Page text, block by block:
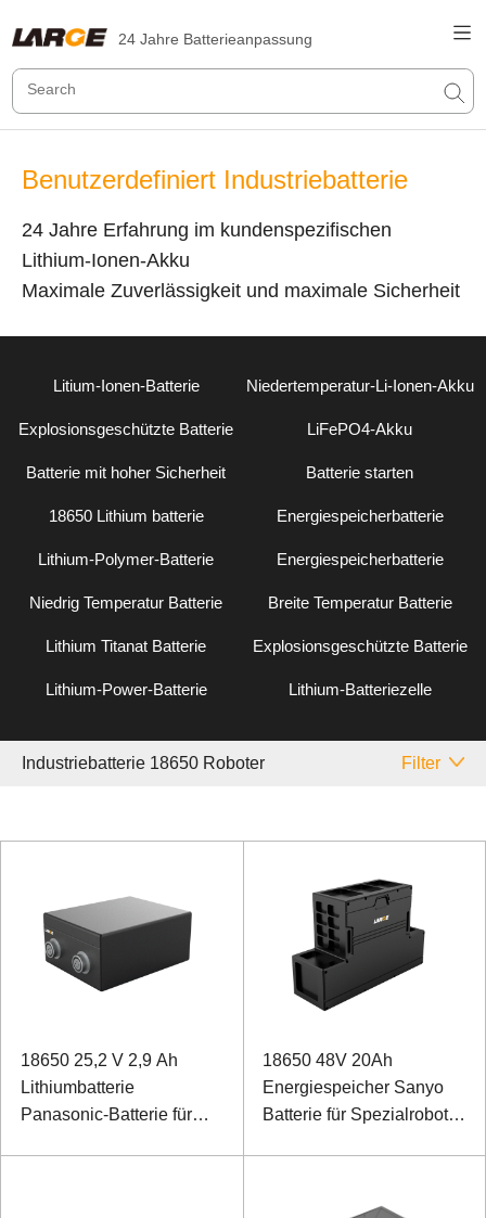
24 Jahre Batterieanpassung
Benutzerdefiniert Industriebatterie
24 Jahre Erfahrung im kundenspezifischen
Lithium-Ionen-Akku
Maximale Zuverlässigkeit und maximale Sicherheit
Litium-Ionen-Batterie Niedertemperatur-Li-Ionen-Akku
Explosionsgeschützte Batterie LiFePO4-Akku
Batterie mit hoher Sicherheit Batterie starten
18650 Lithium batterie Energiespeicherbatterie
Lithium-Polymer-Batterie Energiespeicherbatterie
Niedrig Temperatur Batterie Breite Temperatur Batterie
Lithium Titanat Batterie Explosionsgeschützte Batterie
Lithium-Power-Batterie Lithium-Batteriezelle
Industriebatterie 18650 Roboter Filter
18650 25,2 V 2,9 Ah
Lithiumbatterie
Panasonic-Batterie für
18650 48V 20Ah
Energiespeicher Sanyo
Batterie für Spezialroboter